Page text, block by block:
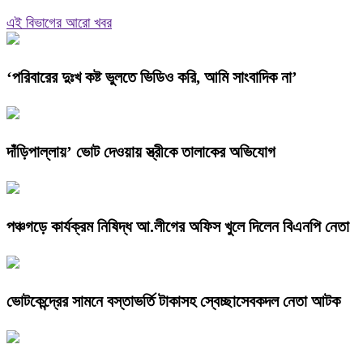
এই বিভাগের আরো খবর
‘পরিবারের দুঃখ কষ্ট ভুলতে ভিডিও করি, আমি সাংবাদিক না’
দাঁড়িপাল্লায়’ ভোট দেওয়ায় স্ত্রীকে তালাকের অভিযোগ
পঞ্চগড়ে কার্যক্রম নিষিদ্ধ আ.লীগের অফিস খুলে দিলেন বিএনপি নেতা
ভোটকেন্দ্রের সামনে বস্তাভর্তি টাকাসহ স্বেচ্ছাসেবকদল নেতা আটক